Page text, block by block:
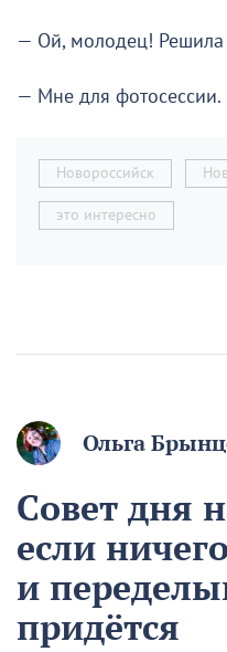
— Ой, молодец! Решила
— Мне для фотосессии.
Новороссийск
это интересно
Ольга
Совет дня
если
и
придётся